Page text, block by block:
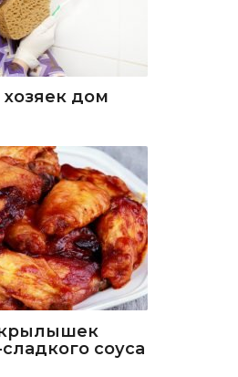
дом
крылышек
соуса